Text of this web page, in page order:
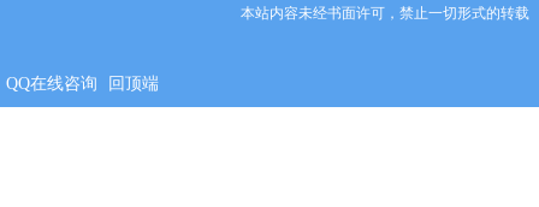
本站内容未经书面许可，禁止一切形式的转载
QQ在线咨询 回顶端